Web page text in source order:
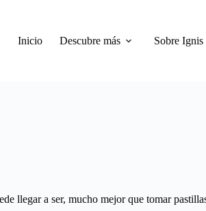
Inicio
Descubre más Sobre Ignis
llegar a ser, mucho mejor que tomar